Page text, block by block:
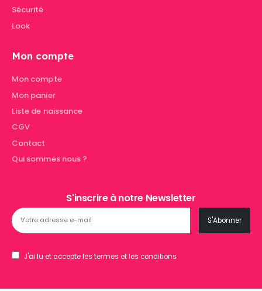
Sécurité
Look
Mon compte
Mon compte
Mon panier
Liste de naissance
CGV
Contact
Qui sommes nous ?
S'inscrire à notre Newsletter
J'ai lu et accepte les termes et les conditions